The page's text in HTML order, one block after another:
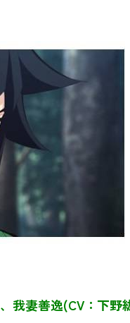
妻善逸(CV：下野